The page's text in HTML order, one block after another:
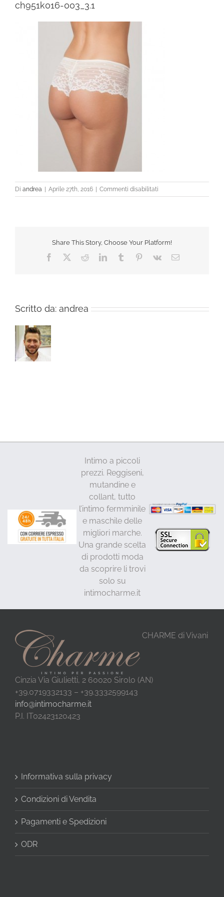
ch951k016-003_3.1
Di andrea Aprile 27th, 2016 Commenti disabilitati
ch951k016-
Share This Story, Choose Your Platform!
Facebook RedditLinkedInTumblr Pinterest
Vk Email
Scritto da: andrea
Intimo a piccoli
prezzi. Reggiseni,
mutandine e
collant, tutto
l’intimo fermminile
e maschile delle
migliori marche.
Una grande scelta
di prodotti moda
da scoprire li trovi
solo su
intimocharme.it
CHARME di Vivani
Cinzia Via Giulietti, 2 60020 Sirolo (AN)
+39.0719332133 – +39.3332599143
info@intimocharme.it
P.I. IT02423120423
Informativa sulla privacy
Condizioni di Vendita
Pagamenti e Spedizioni
ODR